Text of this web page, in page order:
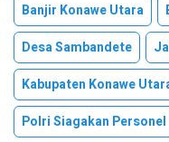
Banjir Konawe Utara
Desa Sambandete
Kabupaten Konawe
Polri Siagakan Personel